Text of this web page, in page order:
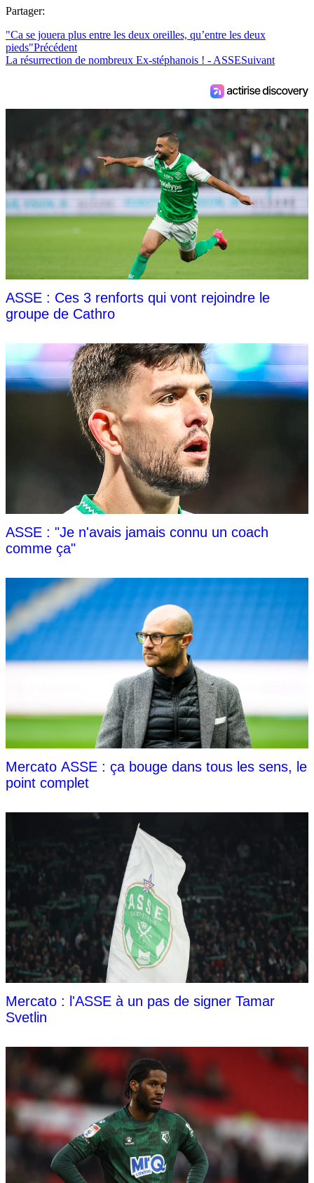
Partager:
"Ca se jouera plus entre les deux oreilles, qu’entre les deux
pieds"Précédent
La résurrection de nombreux Ex-stéphanois ! - ASSESuivant
ASSE : Ces 3 renforts qui vont rejoindre le
groupe de Cathro
ASSE : "Je n'avais jamais connu un coach
comme ça"
Mercato ASSE : ça bouge dans tous les sens, le
point complet
Mercato : l'ASSE à un pas de signer Tamar
Svetlin